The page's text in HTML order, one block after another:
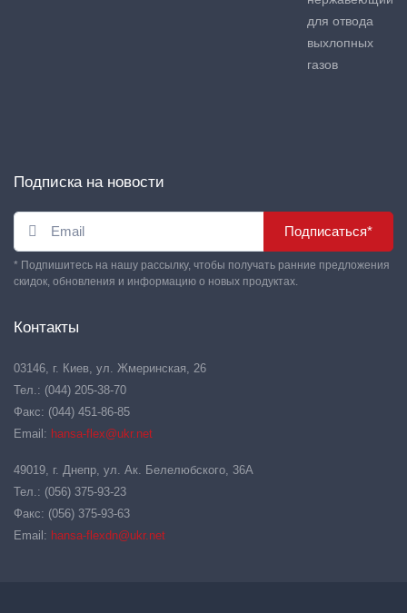
для отвода
выхлопных
газов
Подписка на новости
Подписаться*
* Подпишитесь на нашу рассылку, чтобы получать ранние предложения
скидок, обновления и информацию о новых продуктах.
Контакты
03146, г. Киев, ул. Жмеринская, 26
Тел.: (044) 205-38-70
Факс: (044) 451-86-85
Email: hansa-flex@ukr.net
49019, г. Днепр, ул. Ак. Белелюбского, 36А
Тел.: (056) 375-93-23
Факс: (056) 375-93-63
Email: hansa-flexdn@ukr.net